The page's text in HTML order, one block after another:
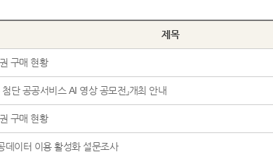
제목
구매 현황
첨단 공공서비스 AI 영상 공모전」개최 안내
구매 현황
데이터 이용 활성화 설문조사